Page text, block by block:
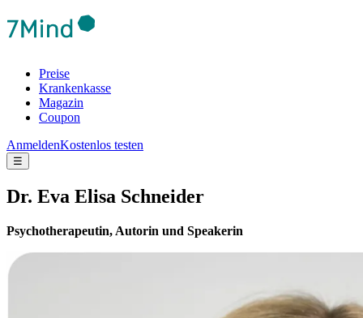
Preise
Krankenkasse
Magazin
Coupon
AnmeldenKostenlos testen
☰
Dr. Eva Elisa Schneider
Psychotherapeutin, Autorin und Speakerin